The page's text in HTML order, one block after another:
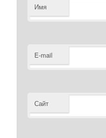
Имя
E-mail
Сайт